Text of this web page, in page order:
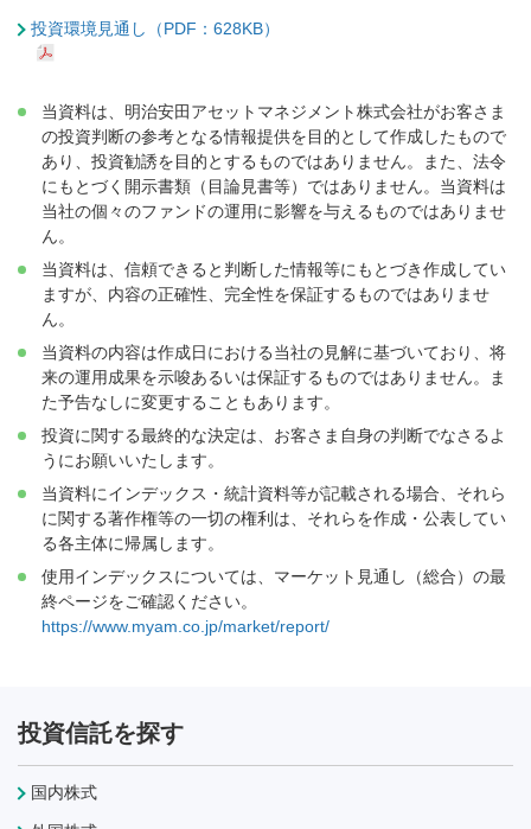
投資環境見通し（PDF：628KB）
当資料は、明治安田アセットマネジメント株式会社がお客さま
の投資判断の参考となる情報提供を目的として作成したもので
あり、投資勧誘を目的とするものではありません。また、法令
にもとづく開示書類（目論見書等）ではありません。当資料は
当社の個々のファンドの運用に影響を与えるものではありませ
ん。
当資料は、信頼できると判断した情報等にもとづき作成してい
ますが、内容の正確性、完全性を保証するものではありませ
ん。
当資料の内容は作成日における当社の見解に基づいており、将
来の運用成果を示唆あるいは保証するものではありません。ま
た予告なしに変更することもあります。
投資に関する最終的な決定は、お客さま自身の判断でなさるよ
うにお願いいたします。
当資料にインデックス・統計資料等が記載される場合、それら
に関する著作権等の一切の権利は、それらを作成・公表してい
る各主体に帰属します。
使用インデックスについては、マーケット見通し（総合）の最
終ページをご確認ください。
https://www.myam.co.jp/market/report/
投資信託を探す
国内株式